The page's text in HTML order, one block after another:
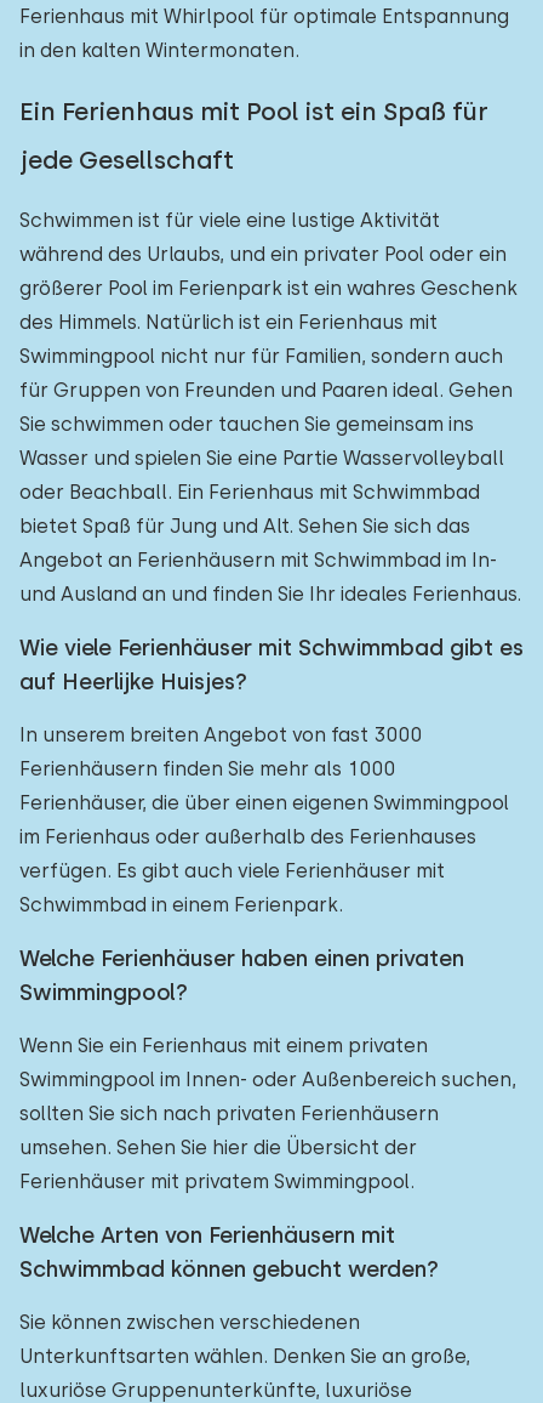
Ferienhaus mit Whirlpool für optimale Entspannung
in den kalten Wintermonaten.
Ein Ferienhaus mit Pool ist ein Spaß für
jede Gesellschaft
Schwimmen ist für viele eine lustige Aktivität
während des Urlaubs, und ein privater Pool oder ein
größerer Pool im Ferienpark ist ein wahres Geschenk
des Himmels. Natürlich ist ein Ferienhaus mit
Swimmingpool nicht nur für Familien, sondern auch
für Gruppen von Freunden und Paaren ideal. Gehen
Sie schwimmen oder tauchen Sie gemeinsam ins
Wasser und spielen Sie eine Partie Wasservolleyball
oder Beachball. Ein Ferienhaus mit Schwimmbad
bietet Spaß für Jung und Alt. Sehen Sie sich das
Angebot an Ferienhäusern mit Schwimmbad im In-
und Ausland an und finden Sie Ihr ideales Ferienhaus.
Wie viele Ferienhäuser mit Schwimmbad gibt es
auf Heerlijke Huisjes?
In unserem breiten Angebot von fast 3000
Ferienhäusern finden Sie mehr als 1000
Ferienhäuser, die über einen eigenen Swimmingpool
im Ferienhaus oder außerhalb des Ferienhauses
verfügen. Es gibt auch viele Ferienhäuser mit
Schwimmbad in einem Ferienpark.
Welche Ferienhäuser haben einen privaten
Swimmingpool?
Wenn Sie ein Ferienhaus mit einem privaten
Swimmingpool im Innen- oder Außenbereich suchen,
sollten Sie sich nach privaten Ferienhäusern
umsehen. Sehen Sie hier die Übersicht der
Ferienhäuser mit privatem Swimmingpool.
Welche Arten von Ferienhäusern mit
Schwimmbad können gebucht werden?
Sie können zwischen verschiedenen
Unterkunftsarten wählen. Denken Sie an große,
luxuriöse Gruppenunterkünfte, luxuriöse